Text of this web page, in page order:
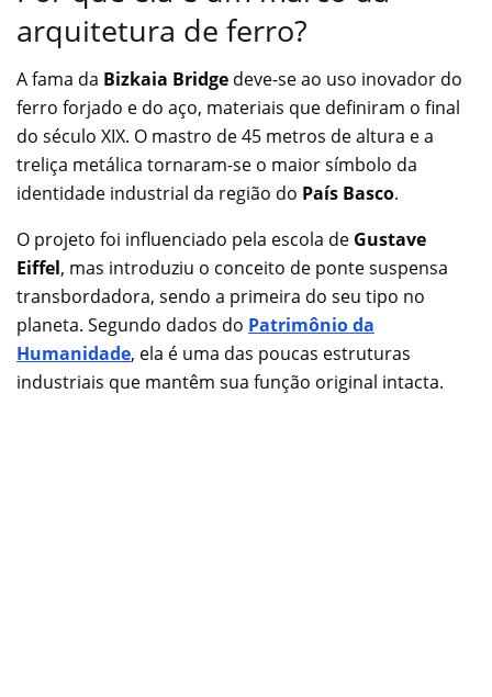
arquitetura de ferro?
A fama da Bizkaia Bridge deve-se ao uso inovador do
ferro forjado e do aço, materiais que definiram o final
do século XIX. O mastro de 45 metros de altura e a
treliça metálica tornaram-se o maior símbolo da
identidade industrial da região do País Basco.
O projeto foi influenciado pela escola de Gustave
Eiffel, mas introduziu o conceito de ponte suspensa
transbordadora, sendo a primeira do seu tipo no
planeta. Segundo dados do Patrimônio da
Humanidade, ela é uma das poucas estruturas
industriais que mantêm sua função original intacta.